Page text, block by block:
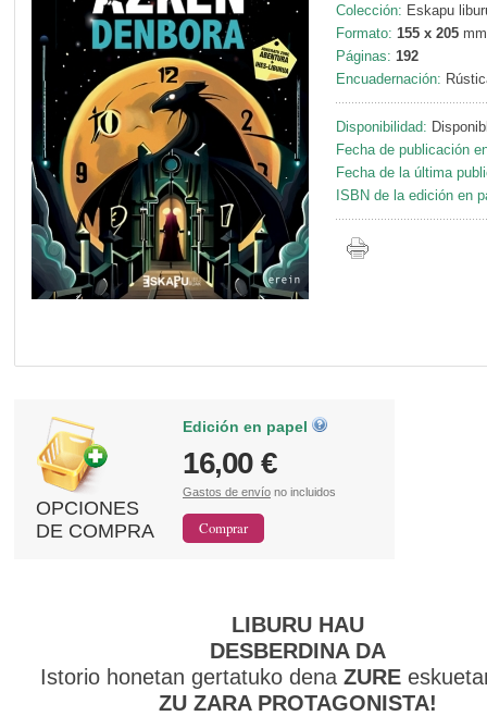
Colección: Eskapu
Formato: 155 x 205 mm
Páginas: 192
Encuadernación:
Disponibilidad:
Fecha de publicación
Fecha de la última
ISBN de la edición en
OPCIONES
DE COMPRA
Edición en papel
16,00 €
Gastos de envío no incluidos
LIBURU HAU
DESBERDINA DA
Istorio honetan gertatuko dena ZURE
ZU ZARA PROTAGONISTA!